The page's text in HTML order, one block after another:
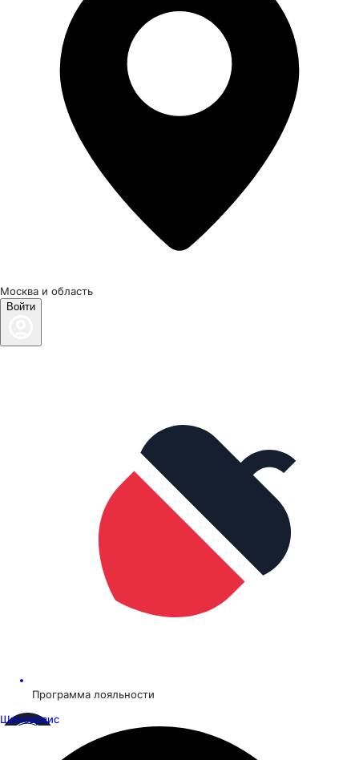
Москва и область
Войти
Программа лояльности
Шинсервис